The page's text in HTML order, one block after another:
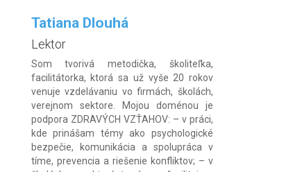
situácií. Svoje odborné skúsenosti
Tatiana Dlouhá
Lektor
Som tvorivá metodička, školiteľka,
facilitátorka, ktorá sa už vyše 20 rokov
venuje vzdelávaniu vo firmách, školách,
verejnom sektore. Mojou doménou je
podpora ZDRAVÝCH VZŤAHOV: – v práci,
kde prinášam témy ako psychologické
bezpečie, komunikácia a spolupráca v
tíme, prevencia a riešenie konfliktov; – v